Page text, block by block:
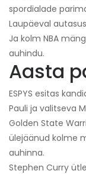
spordialade
Laupäeval
Ja kolm NBA
auhindu.
Aasta
ESPYS esitas
Pauli ja valitseva
Golden State
ülejäänud kolme
auhinna.
Stephen Curry